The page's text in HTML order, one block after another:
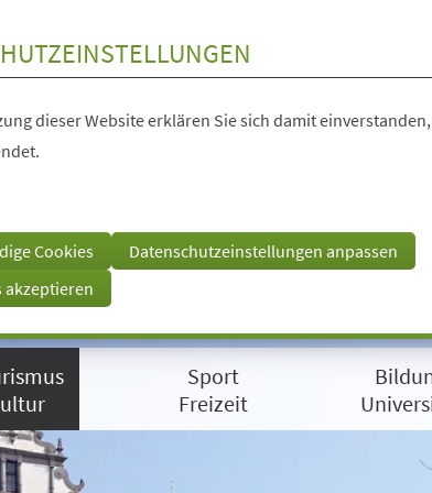
dieser Website erklären Sie sich damit
Cookies
Datenschutzeinstellungen anpassen
akzeptieren
Sport
Freizeit